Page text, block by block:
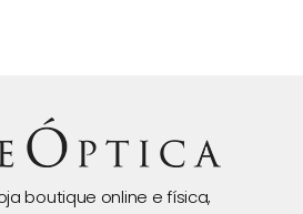
boutique online e física,